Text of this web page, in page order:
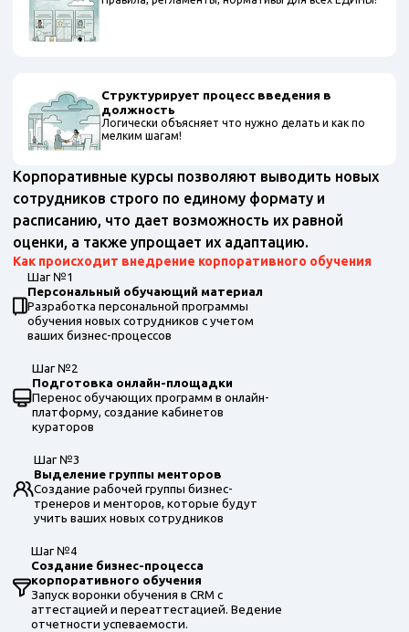
Структурирует процесс введения в
должность
Логически объясняет что нужно делать и как по
мелким шагам!
Корпоративные курсы позволяют выводить новых
сотрудников строго по единому формату и
расписанию, что дает возможность их равной
оценки, а также упрощает их адаптацию.
Как происходит внедрение корпоративного обучения
Шаг №1
Персональный обучающий материал
Разработка персональной программы
обучения новых сотрудников с учетом
ваших бизнес-процессов
Шаг №2
Подготовка онлайн-площадки
Перенос обучающих программ в онлайн-
платформу, создание кабинетов
кураторов
Шаг №3
Выделение группы менторов
Создание рабочей группы бизнес-
тренеров и менторов, которые будут
учить ваших новых сотрудников
Шаг №4
Создание бизнес-процесса
корпоративного обучения
Запуск воронки обучения в CRM с
аттестацией и переаттестацией. Ведение
отчетности успеваемости.